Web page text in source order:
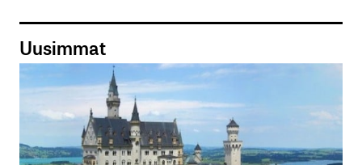
Uusimmat